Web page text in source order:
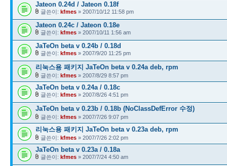
Jateon 0.24d / Jateon 0.18f
글쓴이: kfmes » 2007/10/12 11:58 pm
Jateon 0.24c / Jateon 0.18e
글쓴이: kfmes » 2007/10/11 1:56 am
JaTeOn beta v 0.24b / 0.18d
글쓴이: kfmes » 2007/9/20 11:25 pm
리눅스용 패키지 JaTeOn beta v 0.24a deb, rpm
글쓴이: kfmes » 2007/8/29 8:57 pm
JaTeOn beta v 0.24a / 0.18c
글쓴이: kfmes » 2007/8/26 4:51 pm
JaTeOn beta v 0.23b / 0.18b (NoClassDefError 수정)
글쓴이: kfmes » 2007/7/26 9:07 pm
리눅스용 패키지 JaTeOn beta v 0.23a deb, rpm
글쓴이: kfmes » 2007/7/26 2:02 pm
JaTeOn beta v 0.23a / 0.18a
글쓴이: kfmes » 2007/7/24 4:50 am